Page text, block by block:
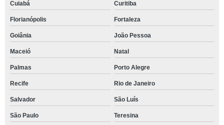
Cuiabá Curitiba
Florianópolis Fortaleza
Goiânia João Pessoa
Maceió Natal
Palmas Porto Alegre
Recife Rio de Janeiro
Salvador São Luís
São Paulo Teresina